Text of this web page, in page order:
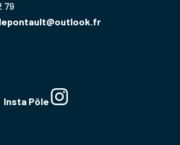
79
Insta Pôle